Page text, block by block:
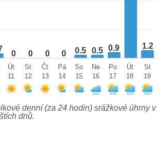
0 0 0 0 0.5 0.5 0.9 1.2
Út
11
St
12
Čt
13
Pá
14
So
15
Ne
16
Po
17
Út
18
St
19
denní (za 24 hodin) srážkové úhrny v
dnů.